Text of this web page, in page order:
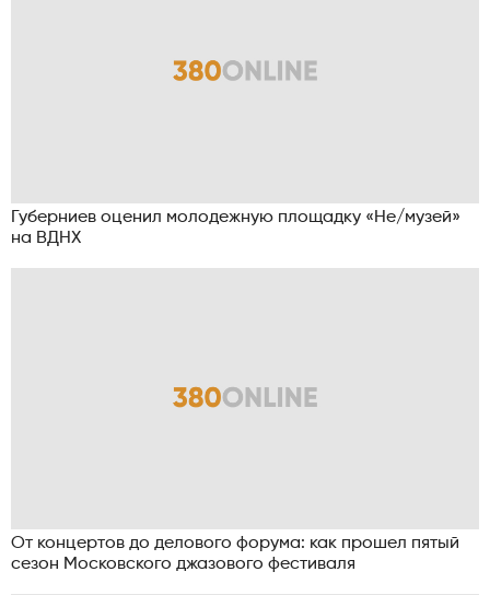
Губерниев оценил молодежную площадку «Не/музей»
на ВДНХ
От концертов до делового форума: как прошел пятый
сезон Московского джазового фестиваля